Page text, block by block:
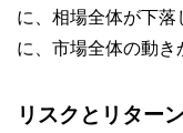
に、相場全体が下
に、市場全体の動き
リスクとリターン